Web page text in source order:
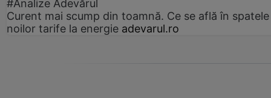
#Analize Adevărul
Curent mai scump din toamnă. Ce se află în spatele
noilor tarife la energie adevarul.ro